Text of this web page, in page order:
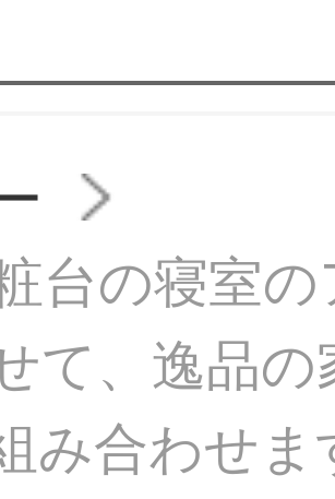
台の寝室
て、逸品
合わせま